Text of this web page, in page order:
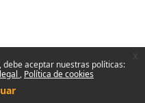
aceptar nuestras políticas:
Política de cookies